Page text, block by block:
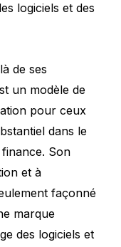
logiciels et des
de ses
un modèle de
pour ceux
dans le
Son
et à
façonné
marque
des logiciels et